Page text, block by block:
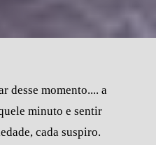
desse momento.... a
minuto e sentir
cada suspiro.